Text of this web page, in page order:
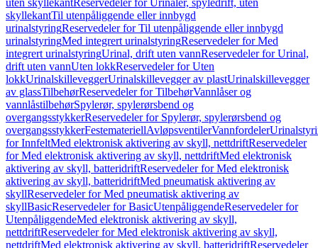
uten skyllekantReservedeler for Urinaler, spyledrift, uten
skyllekantTil utenpåliggende eller innbygd
urinalstyringReservedeler for Til utenpåliggende eller innbygd
urinalstyringMed integrert urinalstyringReservedeler for Med
integrert urinalstyringUrinal, drift uten vannReservedeler for Urinal,
drift uten vannUten lokkReservedeler for Uten
lokkUrinalskilleveggerUrinalskillevegger av plastUrinalskillevegger
av glassTilbehørReservedeler for TilbehørVannlåser og
vannlåstilbehørSpylerør, spylerørsbend og
overgangsstykkerReservedeler for Spylerør, spylerørsbend og
overgangsstykkerFestemateriellAvløpsventilerVannfordeler
for InnfeltMed elektronisk aktivering av skyll, nettdriftReservedeler
for Med elektronisk aktivering av skyll, nettdriftMed elektronisk
aktivering av skyll, batteridriftReservedeler for Med elektronisk
aktivering av skyll, batteridriftMed pneumatisk aktivering av
skyllReservedeler for Med pneumatisk aktivering av
skyllBasicReservedeler for BasicUtenpåliggendeReservedeler for
UtenpåliggendeMed elektronisk aktivering av skyll,
nettdriftReservedeler for Med elektronisk aktivering av skyll,
nettdriftMed elektronisk aktivering av skyll, batteridriftReservedeler